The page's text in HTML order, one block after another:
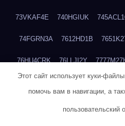
73VKAF4E 740HGIUK
74FGRN3A 7612HD1B
76HU4CRK 76LLJI2Y
77TABW20
Этот сайт использует куки-
помочь вам в навигации, а
пользовательский